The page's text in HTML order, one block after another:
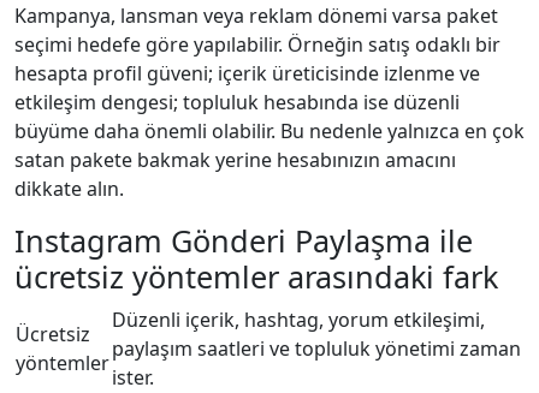
Kampanya, lansman veya reklam dönemi varsa paket
seçimi hedefe göre yapılabilir. Örneğin satış odaklı bir
hesapta profil güveni; içerik üreticisinde izlenme ve
etkileşim dengesi; topluluk hesabında ise düzenli
büyüme daha önemli olabilir. Bu nedenle yalnızca en çok
satan pakete bakmak yerine hesabınızın amacını
dikkate alın.
Instagram Gönderi Paylaşma ile
ücretsiz yöntemler arasındaki fark
Ücretsiz
yöntemler
Düzenli içerik, hashtag, yorum etkileşimi,
paylaşım saatleri ve topluluk yönetimi zaman
ister.